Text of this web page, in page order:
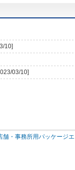
10]
03/10]
舗・事務所用パッケージ